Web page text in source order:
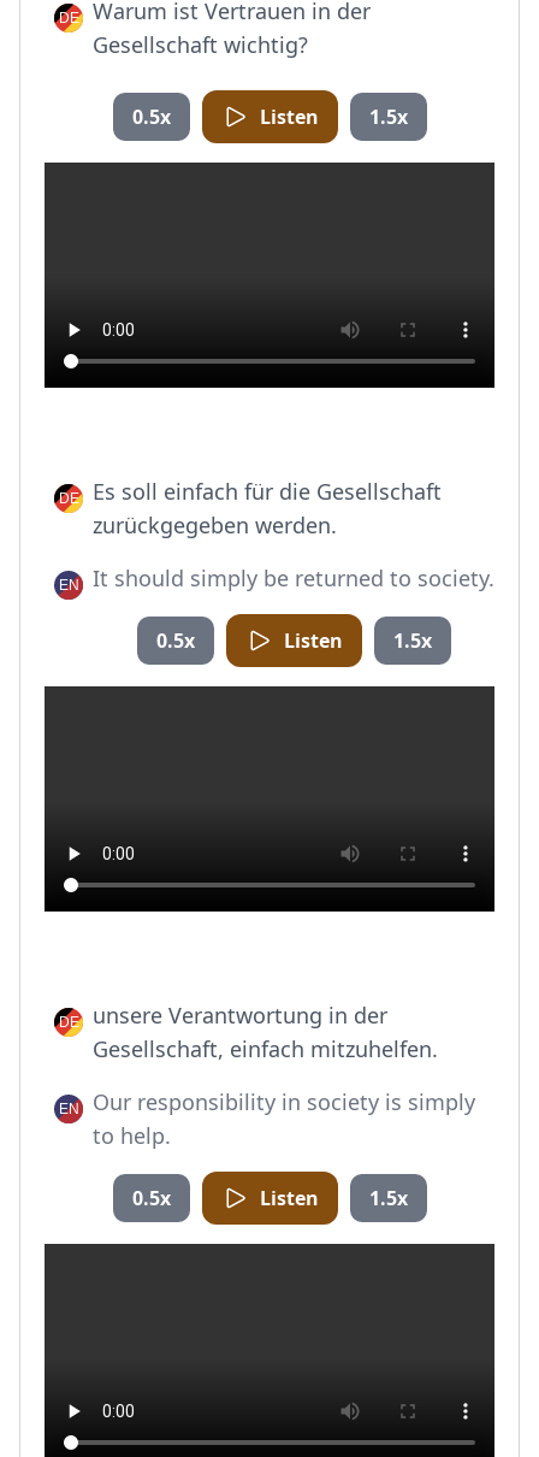
Warum ist Vertrauen in der
Gesellschaft wichtig?
0.5x Listen 1.5x
Es soll einfach für die Gesellschaft
zurückgegeben werden.
It should simply be returned to society.
0.5x Listen 1.5x
unsere Verantwortung in der
Gesellschaft, einfach mitzuhelfen.
Our responsibility in society is simply
to help.
0.5x Listen 1.5x